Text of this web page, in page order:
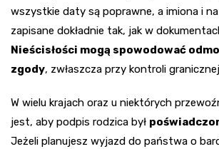
wszystkie daty są poprawne, a imiona i
zapisane dokładnie tak, jak w
Nieścisłości mogą spowodować
zgody, zwłaszcza przy kontroli
W wielu krajach oraz u niektórych
jest, aby podpis rodzica był
Jeżeli planujesz wyjazd do państwa o